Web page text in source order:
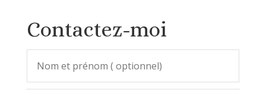
Contactez-moi